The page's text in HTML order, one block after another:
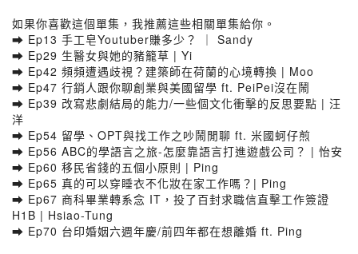
如果你喜歡這個單集，我推薦這些相關單集給你。
➡️ Ep13 手工皂Youtuber賺多少？ ｜ Sandy
➡️ Ep29 生醫女與她的豬籠草 | Yi
➡️ Ep42 頻頻遭遇歧視？建築師在荷蘭的心境轉換 | Moo
➡️ Ep47 行銷人跟你聊創業與美國留學 ft. PeiPei沒在鬧
➡️ Ep39 改寫悲劇結局的能力/一些個文化衝擊的反思要點 | 汪
洋
➡️ Ep54 留學、OPT與找工作之吵鬧閒聊 ft. 米國蚵仔煎
➡️ Ep56 ABC的學語言之旅-怎麼靠語言打進遊戲公司？ | 怡安
➡️ Ep60 移民省錢的五個小原則 | Ping
➡️ Ep65 真的可以穿睡衣不化妝在家工作嗎？| Ping
➡️ Ep67 商科畢業轉系念 IT，投了百封求職信直擊工作簽證
H1B | Hsiao-Tung
➡️ Ep70 台印婚姻六週年慶/前四年都在想離婚 ft. Ping